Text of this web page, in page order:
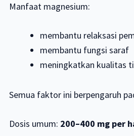
Manfaat magnesium:
membantu relaksasi
membantu fungsi saraf
meningkatkan kualitas
Semua faktor ini berpengaruh
Dosis umum: 200–400 mg per